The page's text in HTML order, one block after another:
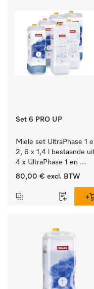
Set 6 PRO UP
Miele set UltraPhase 1
2, 6 x 1,4 l bestaande
4 x UltraPhase 1 en
2 x UltraPhase 2.
80,00 € excl. BTW